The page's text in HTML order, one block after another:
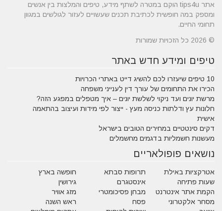
אתר tips4u הוקם במטרה לשתף מידע, טיפים והמלצות בין אנשים
ומספק במה חופשית לכתיבת תכנים שעשויים לעזור לגולשים במגוון
תחומי החיים.
© 2026 כל הזכויות שמורות
טיפים ומידע חדש באתר
10 טיפים שיעזרו לכם להשיג דייט באתרי הכרויות
הכירו את התחומים של עורך דין לענייני משפחה
מרשת יונים ועד ניקוי לשלשת יונים – איך מטפלים במפגע הזה?
חלונות עץ ודלתות כניסה מעץ - ייצור לפי מידות ועיצוב בהתאמה
אישית
דקים סינטטיים במחירים הטובים בישראל
מעשנות חשמליות בדגמים מחשמלים
נושאים פופולאריים
אטרקציות באילת תרופות סבתא
חופשה בארץ
שעות פתיחה
אינסטגרם
גירושין
הקמת אתר אינטרנט
מבחן פסיכומטרי
מזג אוויר
מסחר אלקטרוני
פסח
ראש השנה